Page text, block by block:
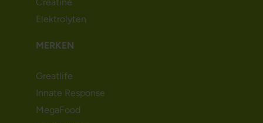
Elektrolyten
MERKEN
Greatlife
Innate Response
MegaFood